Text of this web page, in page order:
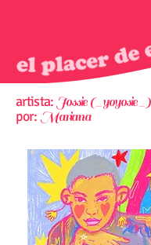
artista: Jossie (_yoyosie_)
por: Mariana